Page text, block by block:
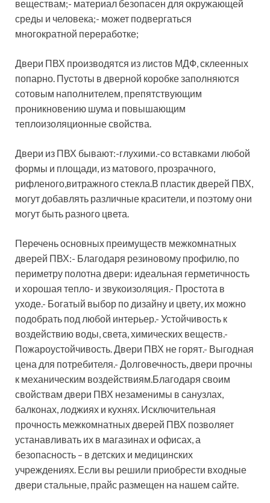
веществам;- материал безопасен для окружающей
среды и человека;- может подвергаться
многократной переработке;
Двери ПВХ производятся из листов МДФ, склеенных
попарно. Пустоты в дверной коробке заполняются
сотовым наполнителем, препятствующим
проникновению шума и повышающим
теплоизоляционные свойства.
Двери из ПВХ бывают:-глухими.-со вставками любой
формы и площади, из матового, прозрачного,
рифленого,витражного стекла.В пластик дверей ПВХ,
могут добавлять различные красители, и поэтому они
могут быть разного цвета.
Перечень основных преимуществ межкомнатных
дверей ПВХ:- Благодаря резиновому профилю, по
периметру полотна двери: идеальная герметичность
и хорошая тепло- и звукоизоляция.- Простота в
уходе.- Богатый выбор по дизайну и цвету, их можно
подобрать под любой интерьер.- Устойчивость к
воздействию воды, света, химических веществ.-
Пожароустойчивость. Двери ПВХ не горят.- Выгодная
цена для потребителя.- Долговечность, двери прочны
к механическим воздействиям.Благодаря своим
свойствам двери ПВХ незаменимы в санузлах,
балконах, лоджиях и кухнях. Исключительная
прочность межкомнатных дверей ПВХ позволяет
устанавливать их в магазинах и офисах, а
безопасность – в детских и медицинских
учреждениях. Если вы решили приобрести входные
двери стальные, прайс размещен на нашем сайте.